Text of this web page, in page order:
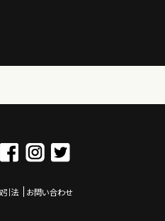
引法 お問い合わせ